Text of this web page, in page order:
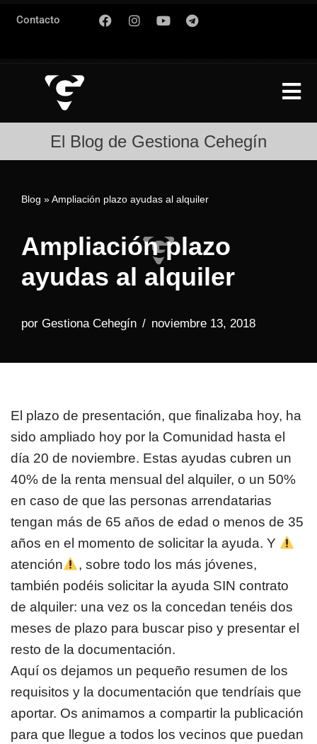
al
contenido
Contacto
El Blog de Gestiona Cehegín
Blog »Ampliación plazo ayudas al alquiler
Ampliación plazo
ayudas al alquiler
por Gestiona Cehegín noviembre 13, 2018
El plazo de presentación, que finalizaba hoy, ha
sido ampliado hoy por la Comunidad hasta el
día 20 de noviembre. Estas ayudas cubren un
40% de la renta mensual del alquiler, o un 50%
en caso de que las personas arrendatarias
tengan más de 65 años de edad o menos de 35
años en el momento de solicitar la ayuda. Y
atención
, sobre todo los más jóvenes,
también podéis solicitar la ayuda SIN contrato
de alquiler: una vez os la concedan tenéis dos
meses de plazo para buscar piso y presentar el
resto de la documentación.
Aquí os dejamos un pequeño resumen de los
requisitos y la documentación que tendríais que
aportar. Os animamos a compartir la publicación
para que llegue a todos los vecinos que puedan